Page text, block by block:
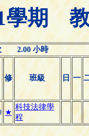
學期
2.00 小時
修 班級 日 一
★
科技法律學
程